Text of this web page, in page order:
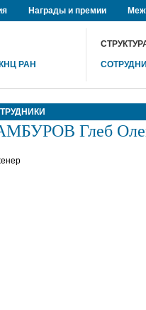
Награды и премии
РАН
Глеб